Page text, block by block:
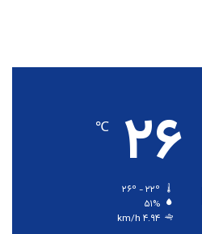
۲۶ ℃
۵۱%
۴.۹۴ km/h